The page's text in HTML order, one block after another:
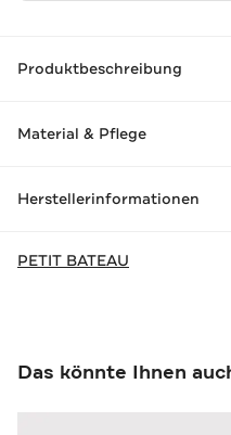
Produktbeschreibung
Material & Pflege
Herstellerinformationen
PETIT BATEAU
Das könnte Ihnen